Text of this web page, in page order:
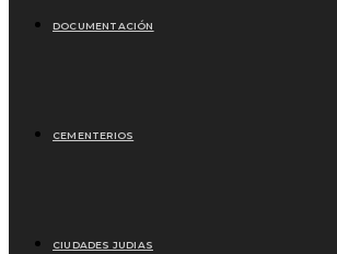
DOCUMENTACIÓN
CEMENTERIOS
CIUDADES JUDIAS